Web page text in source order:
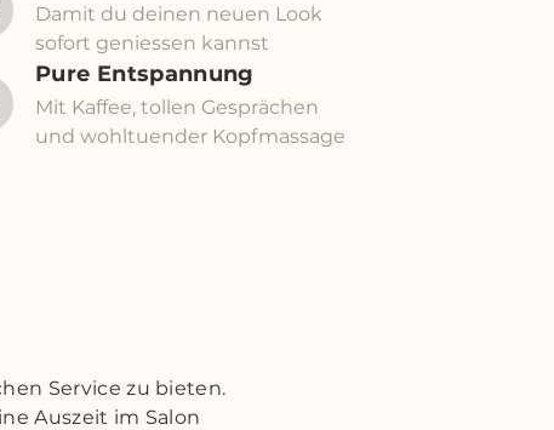
Damit du deinen neuen Look
sofort geniessen kannst
Pure Entspannung
Mit Kaffee, tollen Gesprächen
und wohltuender Kopfmassage
Service zu bieten.
Auszeit im Salon